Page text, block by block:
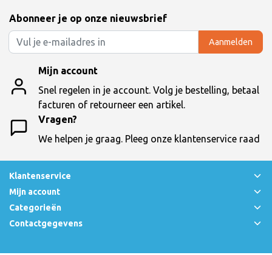
Abonneer je op onze nieuwsbrief
Aanmelden
Mijn account
Snel regelen in je account. Volg je bestelling, betaal
facturen of retourneer een artikel.
Vragen?
We helpen je graag. Pleeg onze klantenservice raad
Klantenservice
Mijn account
Categorieën
Contactgegevens